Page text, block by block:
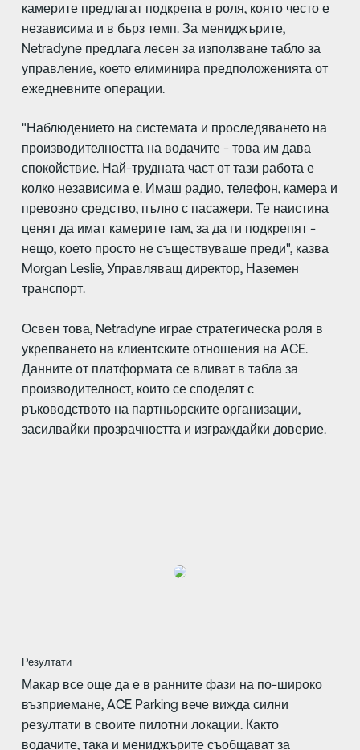
камерите предлагат подкрепа в роля, която често е
независима и в бърз темп. За мениджърите,
Netradyne предлага лесен за използване табло за
управление, което елиминира предположенията от
ежедневните операции.
"Наблюдението на системата и проследяването на
производителността на водачите - това им дава
спокойствие. Най-трудната част от тази работа е
колко независима е. Имаш радио, телефон, камера и
превозно средство, пълно с пасажери. Те наистина
ценят да имат камерите там, за да ги подкрепят -
нещо, което просто не съществуваше преди", казва
Morgan Leslie, Управляващ директор, Наземен
транспорт.
Освен това, Netradyne играе стратегическа роля в
укрепването на клиентските отношения на ACE.
Данните от платформата се вливат в табла за
производителност, които се споделят с
ръководството на партньорските организации,
засилвайки прозрачността и изграждайки доверие.
Резултати
Макар все още да е в ранните фази на по-широко
възприемане, ACE Parking вече вижда силни
резултати в своите пилотни локации. Както
водачите, така и мениджърите съобщават за